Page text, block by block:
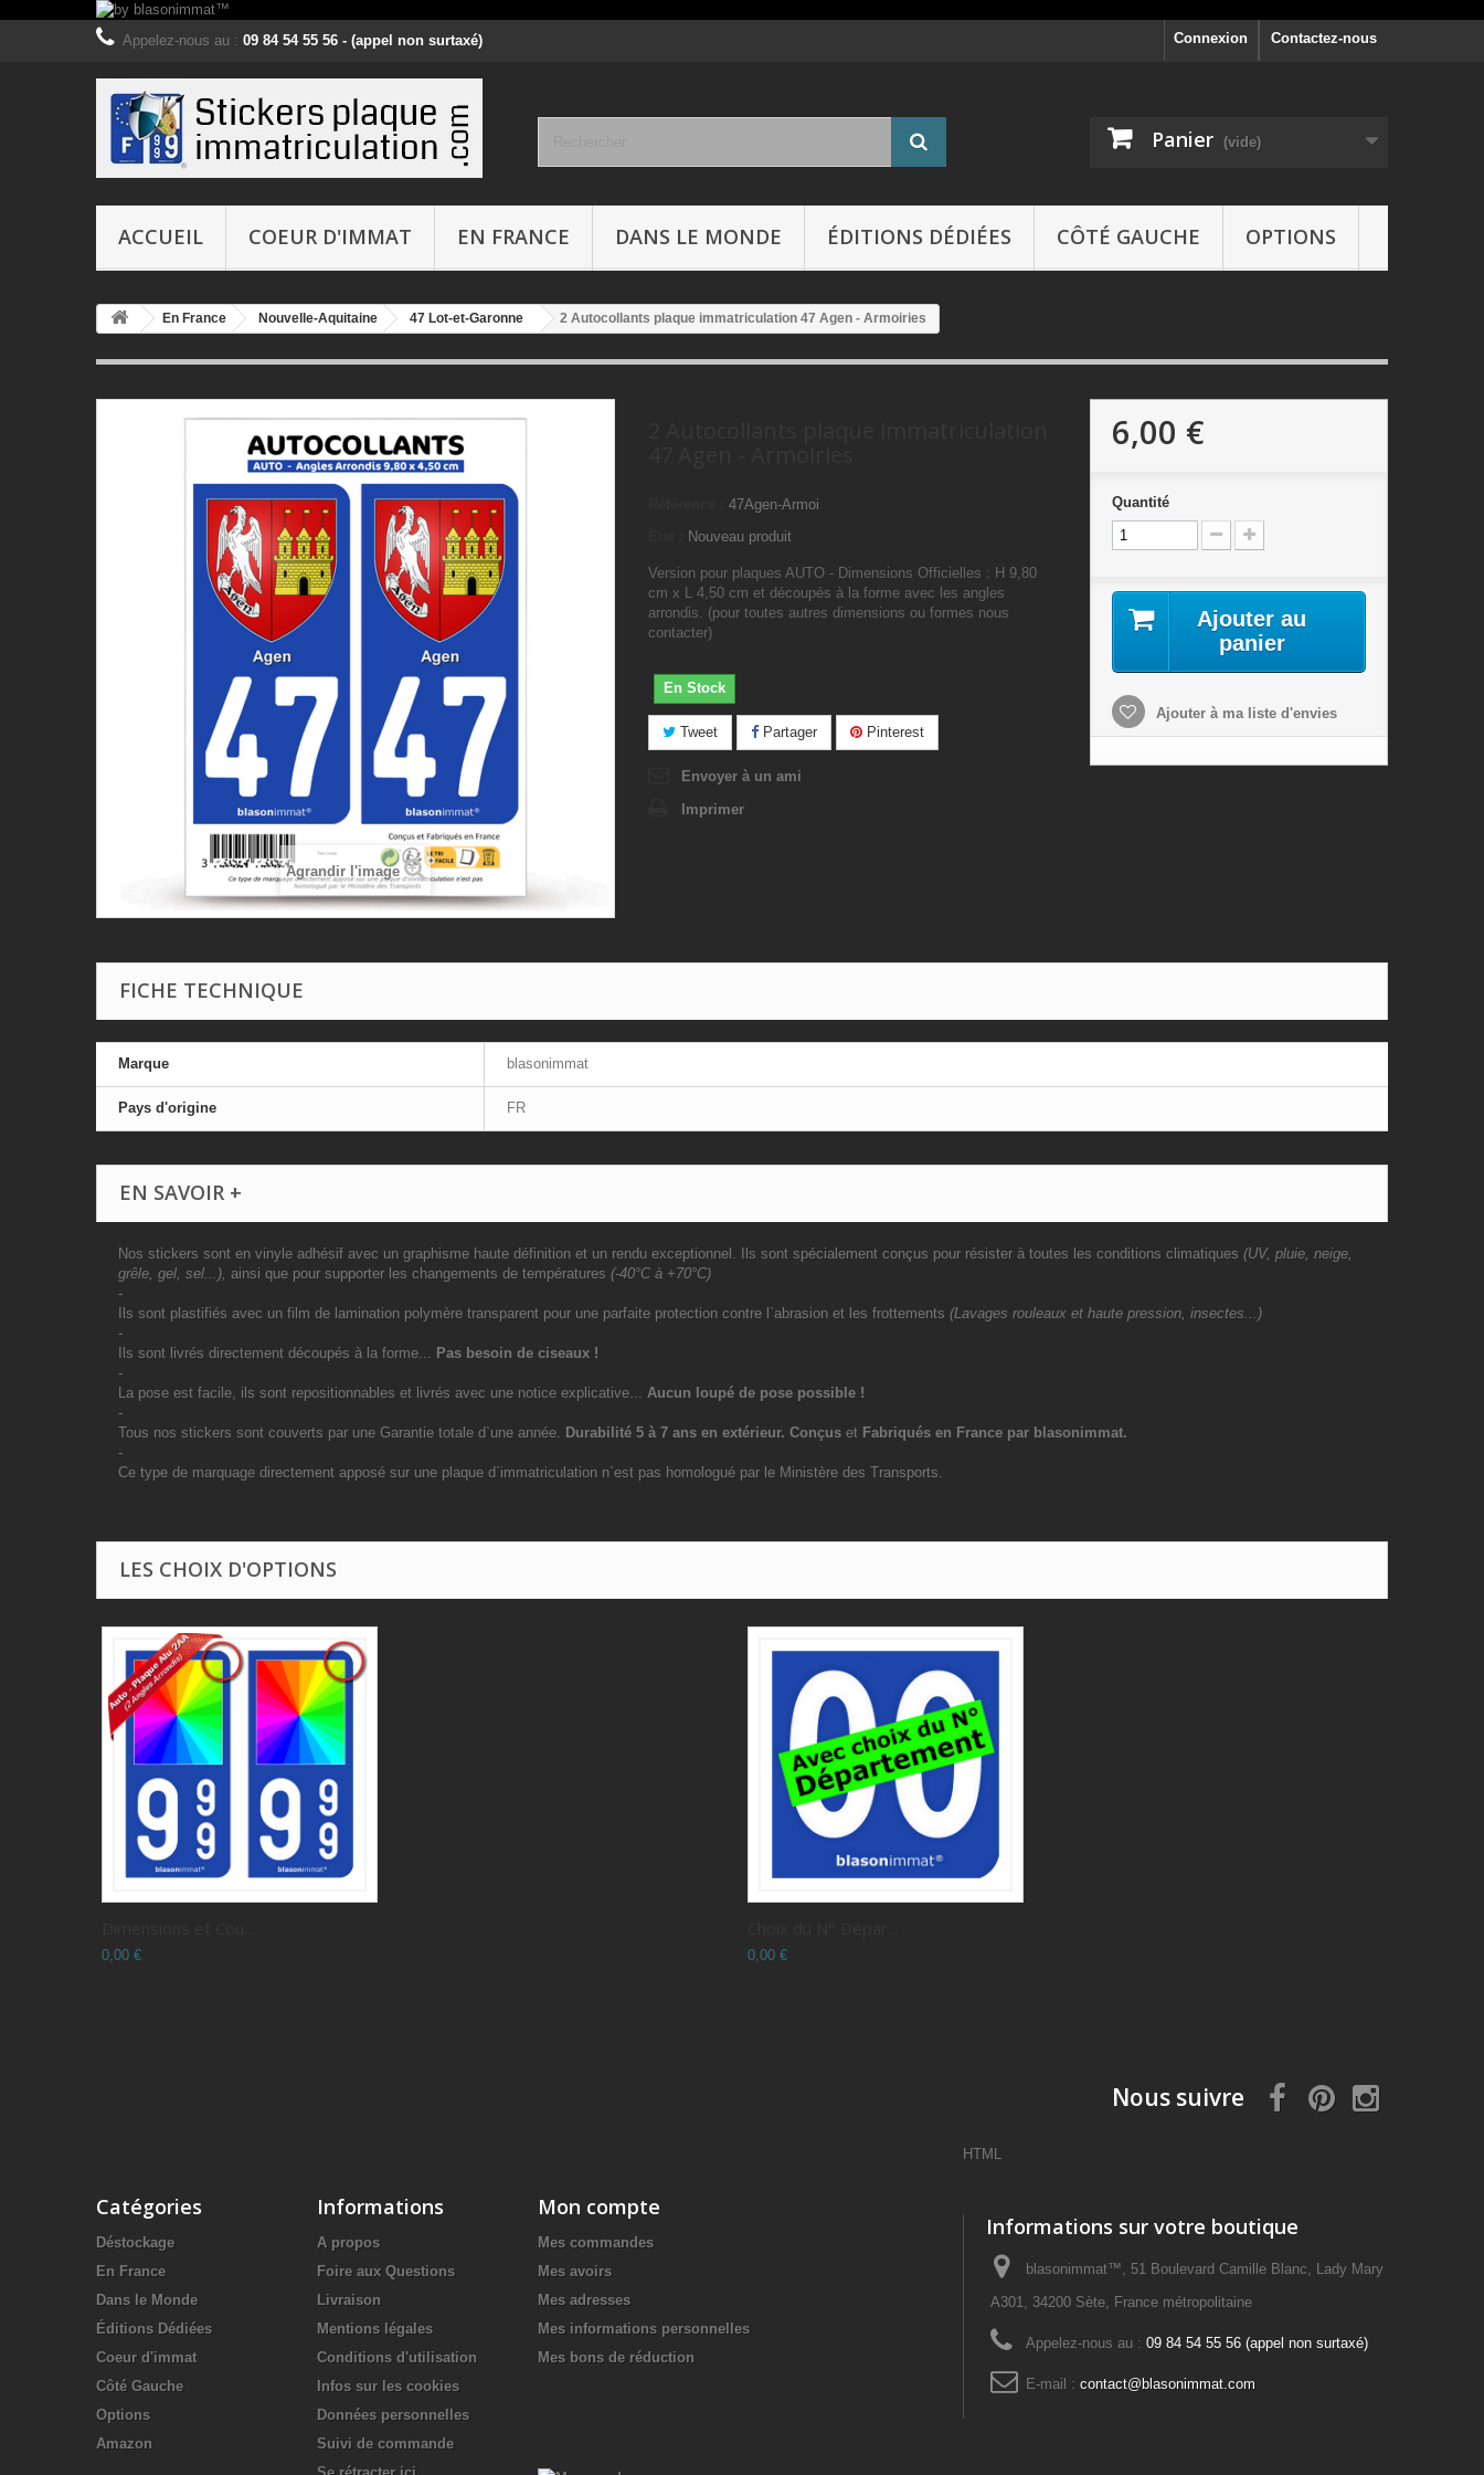
Contactez-nous
Appelez-nous au : 09 84 54 55 56 - (appel non surtaxé) Connexion
Panier (vide)
ACCUEIL COEUR D'IMMAT EN FRANCE DANS LE MONDE ÉDITIONS DÉDIÉES CÔTÉ GAUCHE OPTIONS
En France Nouvelle-Aquitaine 47 Lot-et-Garonne 2 Autocollants plaque immatriculation 47 Agen - Armoiries
Agrandir l'image
47Agen-Armoi
Nouveau produit
Version pour plaques AUTO - Dimensions Officielles : H 9,80
cm x L 4,50 cm et découpés à la forme avec les angles
arrondis. (pour toutes autres dimensions ou formes nous
contacter)
En Stock
Tweet Partager Pinterest
Envoyer à un ami
Imprimer
6,00 €
Quantité
Ajouter au
panier
Ajouter à ma liste d'envies
FICHE TECHNIQUE
Marque blasonimmat
Pays d'origine FR
EN SAVOIR +
Nos stickers sont en vinyle adhésif avec un graphisme haute définition et un rendu exceptionnel. Ils sont spécialement conçus pour résister à toutes les conditions climatiques (UV, pluie, neige,
grêle, gel, sel...), ainsi que pour supporter les changements de températures (-40°C à +70°C)
-
Ils sont plastifiés avec un film de lamination polymère transparent pour une parfaite protection contre l`abrasion et les frottements (Lavages rouleaux et haute pression, insectes...)
-
Ils sont livrés directement découpés à la forme... Pas besoin de ciseaux !
-
La pose est facile, ils sont repositionnables et livrés avec une notice explicative... Aucun loupé de pose possible !
-
Tous nos stickers sont couverts par une Garantie totale d`une année. Durabilité 5 à 7 ans en extérieur. Conçus et Fabriqués en France par blasonimmat.
-
Ce type de marquage directement apposé sur une plaque d`immatriculation n`est pas homologué par le Ministère des Transports.
LES CHOIX D'OPTIONS
0,00 € 0,00 €
Nous suivre
Catégories
Déstockage
En France
Dans le Monde
Éditions Dédiées
Coeur d'immat
Côté Gauche
Options
Amazon
HTML
Informations
A propos
Foire aux Questions
Livraison
Mentions légales
Conditions d'utilisation
Infos sur les cookies
Données personnelles
Suivi de commande
Mon compte
Mes commandes
Mes avoirs
Mes adresses
Mes informations personnelles
Mes bons de réduction
Informations sur votre boutique
blasonimmat™, 51 Boulevard Camille Blanc, Lady Mary
A301, 34200 Sète, France métropolitaine
Appelez-nous au : 09 84 54 55 56 (appel non surtaxé)
E-mail : contact@blasonimmat.com